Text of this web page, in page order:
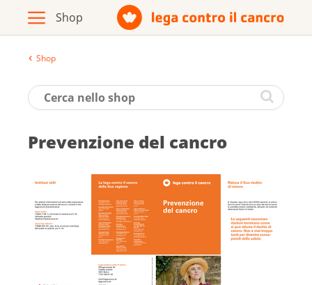
Opuscoli / materiale informativo
Prodotti
Vai al sito della Lega contro il cancro
Italiano
Shop
Pre­venzione del cancro